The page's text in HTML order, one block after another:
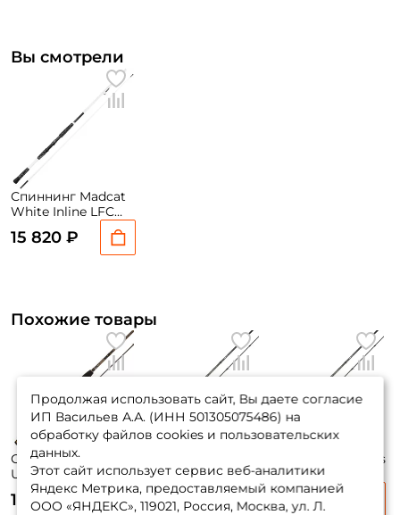
Вы смотрели
Спиннинг Madcat
White Inline LFC
210см. 100-200гр.
226гр. Extra Fast
15 820 ₽
Похожие товары
Спиннинг Maximus
Ultimatum 210см.
4-16гр. 88гр. extra
fast / MSU21L
16 735 ₽
Manic 210см. 7-
35гр. 116гр. extra
fast / MTSSM21M
14 450 ₽
Спиннинг Maximus
Manic 210см. 10-
42гр. 122гр. extra
fast / MTSSM21MH
15 110 ₽
Продолжая использовать сайт, Вы даете согласие
ИП Васильев А.А. (ИНН 501305075486) на
обработку файлов cookies и пользовательских
данных.
Этот сайт использует сервис веб-аналитики
Яндекс Метрика, предоставляемый компанией
ООО «ЯНДЕКС», 119021, Россия, Москва, ул. Л.